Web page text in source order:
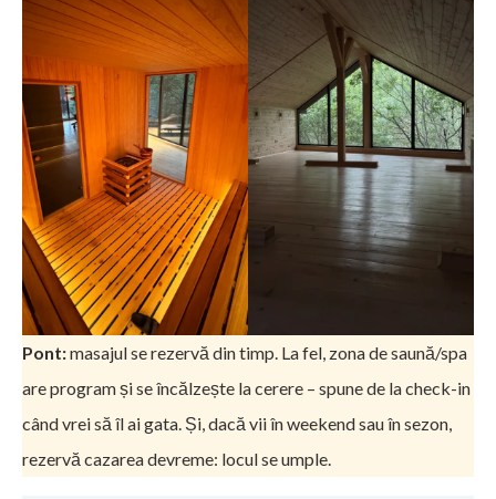
Pont:masajul se rezervă din timp. La fel, zona de saună/spa
are program și se încălzește la cerere – spune de la check-in
când vrei să îl ai gata. Și, dacă vii în weekend sau în sezon,
rezervă cazarea devreme: locul se umple.